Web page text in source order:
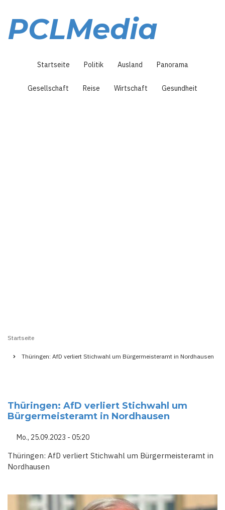
Inhalt
PCLMedia
Startseite Politik Ausland Panorama
Gesellschaft Reise Wirtschaft Gesundheit
Startseite
Thüringen: AfD verliert Stichwahl um Bürgermeisteramt in Nordhausen
Thüringen: AfD verliert Stichwahl um
Bürgermeisteramt in Nordhausen
Mo., 25.09.2023 - 05:20
Thüringen: AfD verliert Stichwahl um Bürgermeisteramt in
Nordhausen